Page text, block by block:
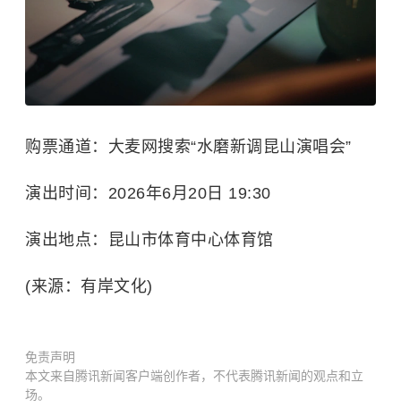
购票通道：大麦网搜索“水磨新调昆山演唱会”
演出时间：2026年6月20日 19:30
演出地点：昆山市体育中心体育馆
(来源：有岸文化)
免责声明
本文来自腾讯新闻客户端创作者，不代表腾讯新闻的观点和立
场。